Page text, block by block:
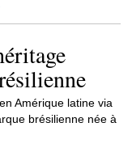
Amérique latine via
brésilienne née à